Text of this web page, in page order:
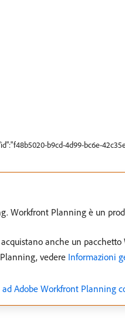
b9cd-4d99-bc6e-
Workfront Planning è un
anche un pacchetto
vedere Informazioni
Adobe Workfront Planning